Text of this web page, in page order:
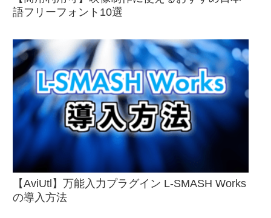
語フリーフォント10選
【AviUtl】万能入力プラグイン L-SMASH Works
の導入方法